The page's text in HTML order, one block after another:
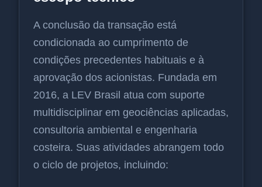
A conclusão da transação está
condicionada ao cumprimento de
condições precedentes habituais e à
aprovação dos acionistas. Fundada em
2016, a LEV Brasil atua com suporte
multidisciplinar em geociências aplicadas,
consultoria ambiental e engenharia
costeira. Suas atividades abrangem todo
o ciclo de projetos, incluindo: